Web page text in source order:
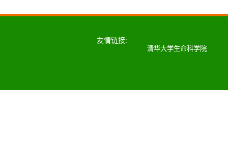
友情链接:
清华大学生命科学院